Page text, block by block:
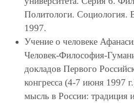
Политологи.
1997.
Учение о человеке
Человек-Философия-
докладов Первого
конгресса (4-7 июня 1997
мысль в России: традиция